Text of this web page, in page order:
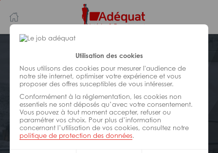
Utilisation des cookies
Nous utilisons des cookies pour mesurer l'audience de
notre site internet, optimiser votre expérience et vous
proposer des offres susceptibles de vous intéresser.
Conformément à la réglementation, les cookies non
essentiels ne sont déposés qu’avec votre consentement.
Vous pouvez à tout moment accepter, refuser ou
paramétrer vos choix. Pour plus d’information
concernant l’utilisation de vos cookies, consultez notre
politique de protection des données.
au
contenu
principal
navigation
BÂTIMENT ET TRAVAUX PUBLICS
Réf : 007-324138
Electricien H/F
Interim Angoulême